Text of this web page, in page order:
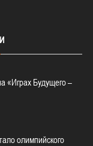
«Играх Будущего –
олимпийского